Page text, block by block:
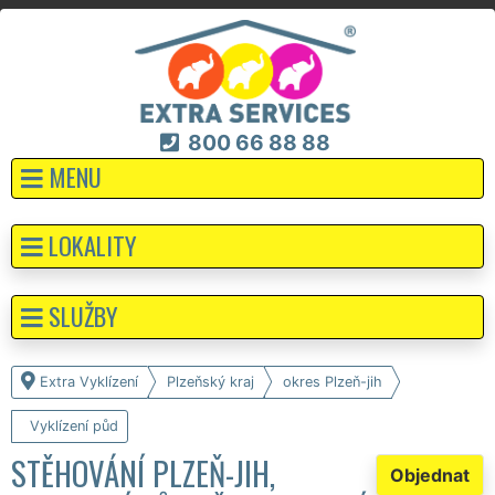
800 66 88 88
MENU
Extra Vyklízení Plzeňský kraj okres Plzeň-jih
Vyklízení půd
Objednat
STĚHOVÁNÍ PLZEŇ-JIH,
LOKALITY
SLUŽBY